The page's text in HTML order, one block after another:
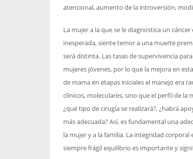
atencional, aumento de la introversión,
La mujer a la que se le diagnostica un
inesperada, siente temor a una muerte
será distinta. Las tasas de supervivencia
mujeres jóvenes, por lo que la mejora en
de mama en etapas iniciales el manejo era
clínicos, moleculares, sino que el perfil de la
¿qué tipo de cirugía se realizará?, ¿habrá
más adecuada? Así, es fundamental una
la mujer y a la familia. La integridad
siempre frágil equilibrio es importante y